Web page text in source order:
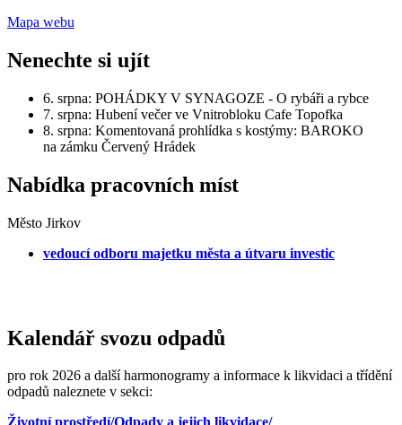
Mapa webu
Nenechte si ujít
6. srpna: POHÁDKY V SYNAGOZE - O rybáři a rybce
7. srpna: Hubení večer ve Vnitrobloku Cafe Topofka
8. srpna: Komentovaná prohlídka s kostýmy: BAROKO
na zámku Červený Hrádek
Nabídka pracovních míst
Město Jirkov
vedoucí odboru majetku města a útvaru investic
Kalendář svozu odpadů
pro rok 2026 a další harmonogramy a informace k likvidaci a třídění
odpadů naleznete v sekci: